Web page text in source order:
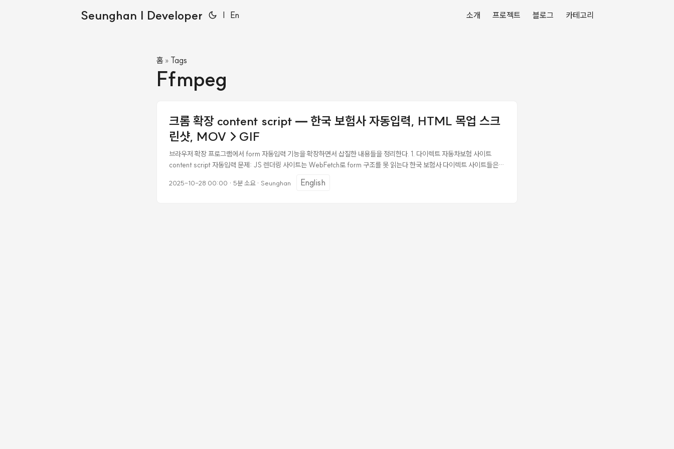
Seunghan | Developer | En 소개 프로젝트 블로그 카테고리
홈 » Tags
Ffmpeg
크롬 확장 content script — 한국 보험사 자동입력, HTML 목업 스크
린샷, MOV→GIF
브라우저 확장 프로그램에서 form 자동입력 기능을 확장하면서 삽질한 내용들을 정리한다. 1. 다이렉트 자동차보험 사이트
content script 자동입력 문제: JS 렌더링 사이트는 WebFetch로 form 구조를 못 읽는다 한국 보험사 다이렉트 사이트들은
리츠: 모바일/PC 별도 도메인 WebFetch로 URL을 긁어봤자 form 필드 구조가 나오지 않는다. 직접 접속해서 DevTools로
2025-10-28 00:00 · 5분 소요· Seunghan English